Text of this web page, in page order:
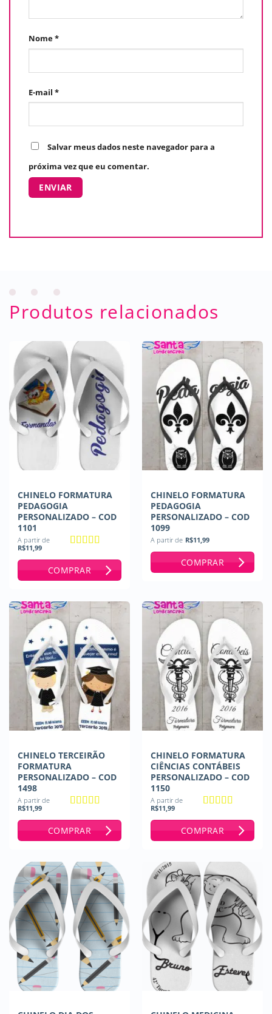
Nome*
E-mail *
Salvar meus dados neste navegador para a
próxima vez que eu comentar.
Produtos relacionados
CHINELO FORMATURA
PEDAGOGIA
PERSONALIZADO – COD
1101
A partir de
R$11,99
COMPRAR
CHINELO FORMATURA
PEDAGOGIA
PERSONALIZADO – COD
1099
A partir de R$11,99
COMPRAR
CHINELO TERCEIRÃO
FORMATURA
PERSONALIZADO – COD
1498
A partir de
R$11,99
COMPRAR
CHINELO FORMATURA
CIÊNCIAS CONTÁBEIS
PERSONALIZADO – COD
1150
A partir de
R$11,99
COMPRAR